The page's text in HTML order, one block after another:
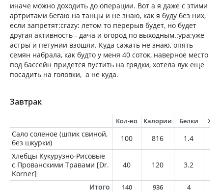
иначе можно доходить до операции. Вот а я даже с этими
артритами бегаю на танцы и не знаю, как я буду без них,
если запретят:crazy: летом то перерыв будет, но будет
другая активность - дача и огород по выходным.:ура:уже
астры и петунии взошли. Куда сажать не знаю, опять
семян набрала, как будто у меня 40 соток, наверное место
под бассейн придется пустить на грядки, хотела лук еще
посадить на головки, а не куда.
Завтрак
Кол-во Калории Белки
Сало соленое (шпик свиной,
без шкурки)
100 816 1.4
Хлебцы Кукурузно-Рисовые
с Прованскими Травами [Dr.
Korner]
40 120 3.2
Итого 140 936 4